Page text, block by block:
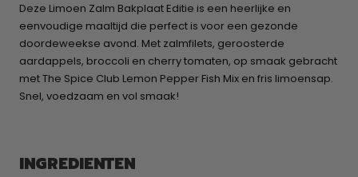
Deze Limoen Zalm Bakplaat Editie is een heerlijke en
eenvoudige maaltijd die perfect is voor een gezonde
doordeweekse avond. Met zalmfilets, geroosterde
aardappels, broccoli en cherry tomaten, op smaak gebracht
met The Spice Club Lemon Pepper Fish Mix en fris limoensap.
Snel, voedzaam en vol smaak!
INGREDIENTEN